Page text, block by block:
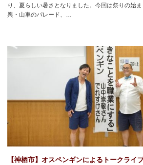
り、夏らしい暑さとなりました。今回は祭りの始
輿・山車のパレード、…
【神栖市】オスペンギンによるトークライ